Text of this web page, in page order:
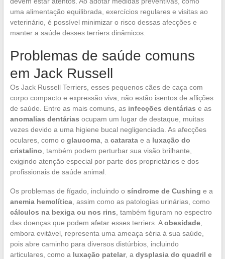
uma alimentação equilibrada, exercícios regulares e visitas ao
veterinário, é possível minimizar o risco dessas afecções e
manter a saúde desses terriers dinâmicos.
Problemas de saúde comuns
em Jack Russell
Os Jack Russell Terriers, esses pequenos cães de caça com
corpo compacto e expressão viva, não estão isentos de aflições
de saúde. Entre as mais comuns, as infecções dentárias e as
anomalias dentárias ocupam um lugar de destaque, muitas
vezes devido a uma higiene bucal negligenciada. As afecções
oculares, como o glaucoma, a cataratae a luxação do
cristalino , também podem perturbar sua visão brilhante,
exigindo atenção especial por parte dos proprietários e dos
profissionais de saúde animal.
Os problemas de fígado, incluindo o síndrome de Cushing e a
anemia hemolítica, assim como as patologias urinárias, como
cálculos na bexiga ou nos rins , também figuram no espectro
das doenças que podem afetar esses terriers. Aobesidade,
embora evitável, representa uma ameaça séria à sua saúde,
pois abre caminho para diversos distúrbios, incluindo
articulares, como a luxação patelar, a dysplasia do quadril e